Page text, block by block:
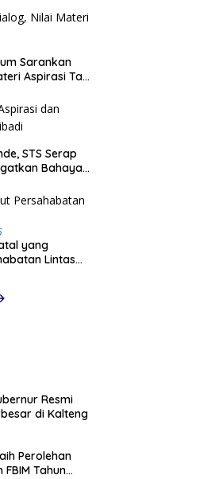
Sarankan
Aspirasi Tak
STS Serap
Bahaya
yang
Lintas
Resmi
di Kalteng
Perolehan
Tahun